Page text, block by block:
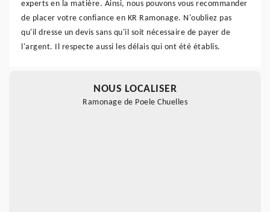
experts en la matière. Ainsi, nous pouvons vous recommander
de placer votre confiance en KR Ramonage. N'oubliez pas
qu'il dresse un devis sans qu'il soit nécessaire de payer de
l'argent. Il respecte aussi les délais qui ont été établis.
NOUS LOCALISER
Ramonage de Poele Chuelles